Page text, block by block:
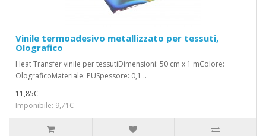
Vinile termoadesivo metallizzato per tessuti,
Olografico
Heat Transfer vinile per tessutiDimensioni: 50 cm x 1 mColore:
OlograficoMateriale: PUSpessore: 0,1 ..
11,85€
Imponibile: 9,71€